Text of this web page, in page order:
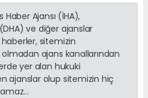
Haber Ajansı (İHA),
ve diğer ajanslar
sitemizin
ajans kanallarından
yer alan hukuki
ajanslar olup sitemizin hiç